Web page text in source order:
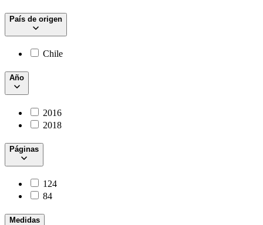
País de origen
Chile
Año
2016
2018
Páginas
124
84
Medidas